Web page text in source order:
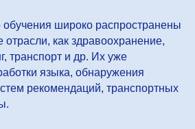
широко распространены
отрасли, как здравоохранение,
транспорт и др. Их уже
языка, обнаружения
рекомендаций, транспортных